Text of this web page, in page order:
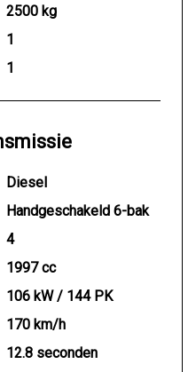
hybride) is geen enkel
BIJ UW BOVAG
gedaan om alle
correct weer te
rechten worden
in de
op deze informatie
de zaken welke voor u
met de verkoper voor
2500 kg
1
1
Diesel
Handgeschakeld 6-bak
4
1997 cc
106 kW / 144 PK
170 km/h
12.8 seconden